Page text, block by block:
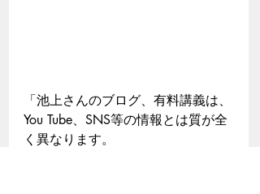
「池上さんのブログ、有料講義は、
You Tube、SNS等の情報とは質が全
く異なります。